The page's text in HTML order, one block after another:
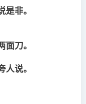
非。
刀。
说。